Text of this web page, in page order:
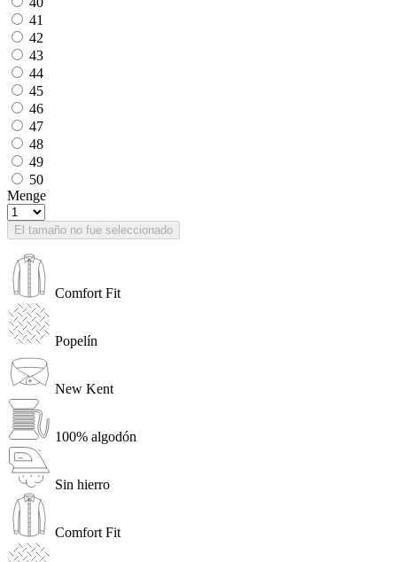
41
42
43
44
45
46
47
48
49
50
Menge
El tamaño no fue seleccionado
Comfort Fit
Popelín
New Kent
100% algodón
Sin hierro
Comfort Fit